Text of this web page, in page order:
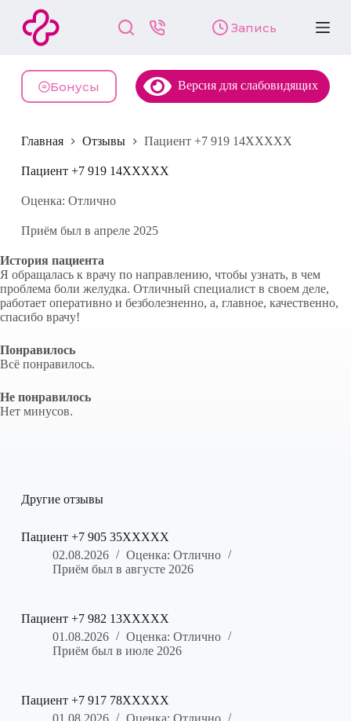
й
и
у
и
Запись
Бонусы Версия для слабовидящих
Главная Отзывы Пациент +7 919 14XXXXX
Пациент +7 919 14XXXXX
Оценка: Отлично
Приём был в апреле 2025
История пациента
Я обращалась к врачу по направлению, чтобы узнать, в чем
проблема боли желудка. Отличный специалист в своем деле,
работает оперативно и безболезненно, а, главное, качественно,
спасибо врачу!
Понравилось
Всё понравилось.
Не понравилось
Нет минусов.
Другие отзывы
Пациент +7 905 35XXXXX
02.08.2026
Оценка: Отлично
Приём был в августе 2026
Пациент +7 982 13XXXXX
01.08.2026
Оценка: Отлично
Приём был в июле 2026
Пациент +7 917 78XXXXX